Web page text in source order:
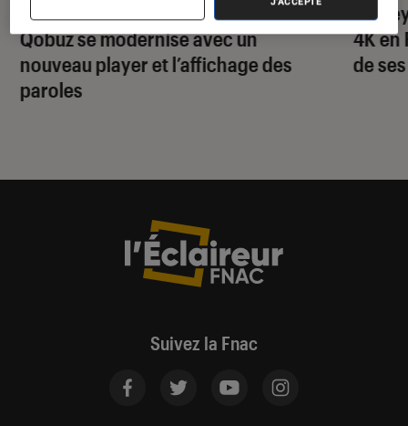
Streaming musical : le Français
Qobuz se modernise avec un
nouveau player et l’affichage des
paroles
4K en
de
Suivez la Fnac